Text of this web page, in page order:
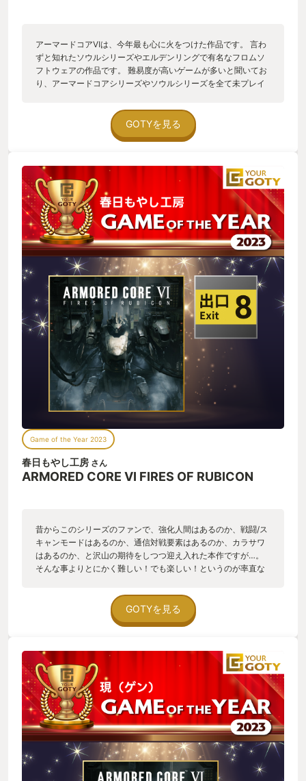
までだ！」 あとは、忘れてはいけないのは、自称戦友ラステ
ィ。 正直なところ、あんまり戦友感を感じていないのですが
（肝心な時にいなくなったりするし、そもそも弱いし）、でも
主人公に好意を持ってくれている様子。何度も戦友と呼ばれて
ラを紹介してきましたが、実はキャラクターの見た目というの
は、全キャラ一切公開されていません。ゲーム中では「人間」
は一切描画されず、最初から最期まで敵味方の「機体」だけし
ン、友達のラスティなど、すべて想像で見た目を補うしかない
わけですが、これが逆にいい。 そのセリフと声から見た目を想
像した上で、心を震わせる名台詞をバンバン出してくるから、
ますます想像が膨らむ。 きっとウォルターはダンディで生真面
目なおっさんだし、ミシガンは鷲鼻の白ひげだし、ラスティは
清潔感のある青年に違いない。 想像が楽しい！ 紹介したキャラ
クター以外からも、男子ってこういうのが好きなんでしょ的な
セリフがバンバン飛び出します。 「また1匹、お前のせいで死
んだぞ。ハンドラー・ウォルター･･･」 「人の話は最後まで聞
け！ 教わらなかったのか！？」 「選ぶのはいいことだ。選ばな
い奴とは敵にも味方にもなれない」 「おっ、俺のマッドスタン
プがぁーっ！？」 おっさんになっても燃えたぎるセリフだらけ
でたまらない。 - そんな感じでセリフ聞きたさや、ウォルター
から褒めてもらいたさで、高難易度ゲームではあるものの下手
くそ老兵の私でもなんとかクリアまで到達できました。 最後の
最後まで熱くさせてくれるセリフだらけで楽しい物語でした！
もちろん、アクションゲームとしてもとても楽しかったです。
ロボットをハイスピードで思う存分操る爽快感はなかなか味わ
えないですね。高難易度ではあるもののアップデートでいい感
じに調整がされてますので、迂闊に手を出してもらっても大丈
夫だと思います。 AC7の話は聞きませんが作ってくれているん
でしょうか？また10年待たせるんですかね？もうちょっと早い
と嬉しいですが・・ いずれにせよ楽しみにしていたいと思いま
す！ -
アーマードコアⅥは、今年最も心に火をつけた作品です。 言わ
ずと知れたソウルシリーズやエルデンリングで有名なフロムソ
フトウェアの作品です。 難易度が高いゲームが多いと聞いてお
り、アーマードコアシリーズやソウルシリーズを全て未プレイ
みれば、難易度以上に多くの魅力が詰まった素晴らしい作品で
した。 本ゲームは3次元の高速戦闘が特徴にあり、初めは操作
が難しい部分もありますが、プレイ中に相手の猛攻を回避して
何度も負けました。しかし、再戦するうちに徐々に操作に慣
れ、ACを手足のように動かして強敵とギリギリの戦闘をする喜
びを体感できました。 チャプター3あたりの操作になれた頃に
ACのパーツバリエーションも増え、様々な組み合わせを試すと
いったアーマードコアならではの魅力をこれでもかと見せつけ
られ、完全に心に火が付いてしまいました。 さすがは10年新作
が出なくても熱狂的なファンがついている理由が分かる他にな
い作品ですね。 また、作中にキャラクターのビジュアルがない
珍しい特徴があり、各キャラクターと音声通信でのやり取りも
新鮮で、話し方でキャラ毎の性格が分かりやすく表現されてお
り、容姿が分からずともキャラに愛着を持てるところがすごく
丁寧にキャラ付けされていることを感じら、ついつい感情移入
してしまうような作りこみがされています。 操作性やカスタマ
イズ要素、キャラ付けといったあらゆる要素が最高に面白く、
シリーズが初めての方にも自信を持っておすすめできる作品で
す。 ソロプレイですので、今から初めても乗り遅れるとか無い
ですので未プレイの方は是非手に取ってください。
GOTYを見る
Game of the Year 2023
春日もやし工房 さん
ARMORED CORE VI FIRES OF RUBICON
昔からこのシリーズのファンで、強化人間はあるのか、戦闘/ス
キャンモードはあるのか、通信対戦要素はあるのか、カラサワ
はあるのか、と沢山の期待をしつつ迎え入れた本作ですが…。
そんな事よりとにかく難しい！でも楽しい！というのが率直な
アセンブルをしてましたが、あまり恵まれたパーツに出会え
ず、辛酸を舐めておりました…。 今作はマイナー武器に光が当
たって、アセンブルのバリエーションが増えたように感じま
パーツが生きる良バランスのゲームだと思いました。 またセー
ブデータを消して、もう一度やろうと思う素晴らしいゲームで
す。 次はどんなアセンブルにしようかなー。
GOTYを見る